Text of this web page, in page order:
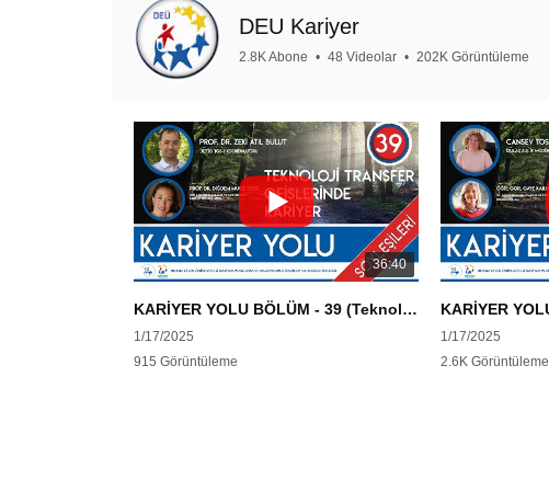
DEU Kariyer
2.8K Abone • 48 Videolar • 202K Görüntüleme
36:40
KARİYER YOLU BÖLÜM - 39 (Teknoloji Transfer Ofislerinde Kariyer)
1/17/2025
915 Görüntüleme
1/17/2025
2.6K Görüntüleme